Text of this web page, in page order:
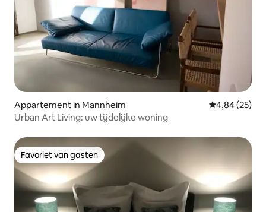
Appartement in Mannheim Gemiddelde
4,84 (25)
Urban Art Living: uw tijdelijke woning
Favoriet van gasten
Favoriet van gasten